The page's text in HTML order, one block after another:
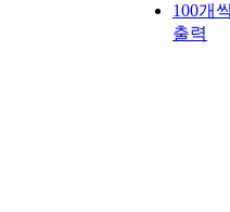
100개
출력